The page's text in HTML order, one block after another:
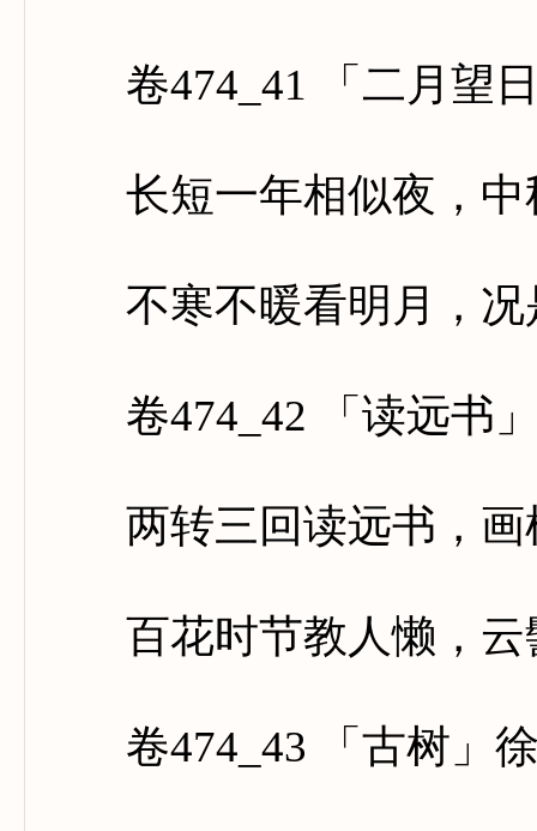
卷474_41 「二月望
长短一年相似夜，中
不寒不暖看明月，况
卷474_42 「读远书
两转三回读远书，画
百花时节教人懒，云
卷474_43 「古树」